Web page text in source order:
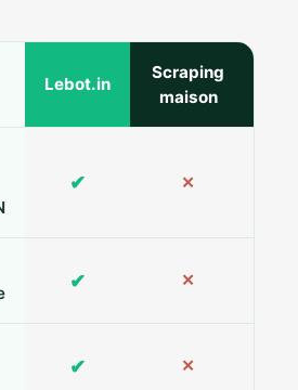
Lebot.in
Scraping
maison
✔ ✕
✔ ✕
✔ ✕